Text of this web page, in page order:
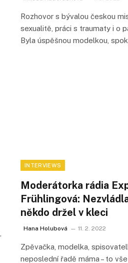
Rozhovor s bývalou českou
sexualitě, práci s traumaty i o
Byla úspěšnou modelkou,
INTERVIEWS
Moderátorka rádia
Frühlingová:
někdo držel v kleci
Hana Holubová 11. 2. 2022
Zpěvačka, modelka,
neposlední řadě máma – to